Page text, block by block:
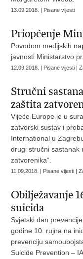
13.09.2018. | Pisane vijesti
Priopćenje
Povodom medijskih
javnosti Ministarstvo
12.09.2018. | Pisane vijesti |
Stručni
zaštita
Vijeće Europe je u
zatvorski sustav i
International u
drugi stručni sastanak
zatvorenika“.
11.09.2018. | Pisane vijesti |
Obilježavanje
suicida
Svjetski dan
godine 10. rujna na
prevenciju
Suicide Prevention –